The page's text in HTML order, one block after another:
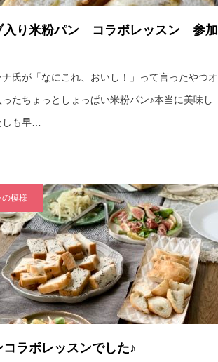
入り米粉パン コラボレッスン 参加
ナ氏が「なにこれ、おいし！」って言ったやつオ
ったちょっとしょっぱい米粉パン♪本当に美味し
も早…
の模様
ラボレッスンでした♪